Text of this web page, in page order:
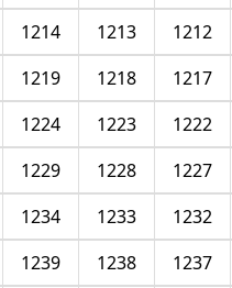
1212
1213
1214
1217
1218
1219
1222
1223
1224
1227
1228
1229
1232
1233
1234
1237
1238
1239